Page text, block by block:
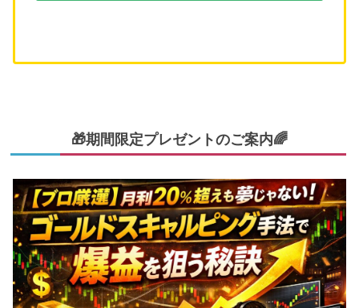
🎁期間限定プレゼントのご案内🌈